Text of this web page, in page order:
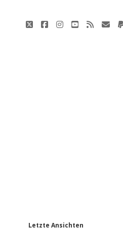
twitterfacebookinstagram
youtube
rss E-
Letzte Ansichten